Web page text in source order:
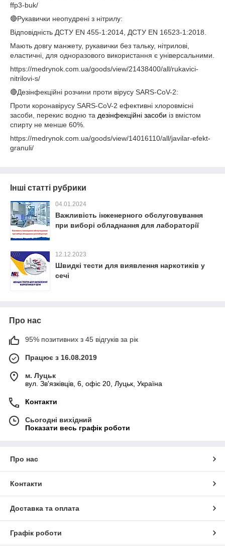
ffp3-buk/
🔴Рукавички неопудрені з нітрилу:
Відповідність ДСТУ EN 455-1:2014, ДСТУ EN 16523-1:2018.
Мають довгу манжету, рукавички без тальку, нітрилові,
еластичні, для одноразового використання є універсальними.
https://medrynok.com.ua/goods/view/21438400/all/rukavici-
nitrilovi-s/
🔴Дезінфекційні розчини проти вірусу SARS-CoV-2:
Проти коронавірусу SARS-CoV-2 ефективні хлоровмісні
засоби, перекис водню та дезінфекційні засоби із вмістом
спирту не менше 60%.
https://medrynok.com.ua/goods/view/14016110/all/javilar-efekt-
granuli/
Інші статті рубрики
04.01.2024
Важливість інженерного обслуговування
при виборі обладнання для лабораторії
12.12.2023
Швидкі тести для виявлення наркотиків у
сечі
Про нас
95% позитивних з 45 відгуків за рік
Працює з 16.08.2019
м. Луцьк
вул. Зв'язківців, 6, офіс 20, Луцьк, Україна
Контакти
Сьогодні вихідний
Показати весь графік роботи
Про нас
Контакти
Доставка та оплата
Графік роботи